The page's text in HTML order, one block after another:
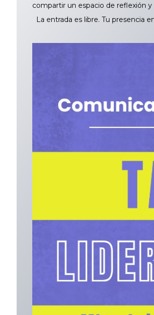
compartir un espacio de reflexión
La entrada es libre. Tu presencia